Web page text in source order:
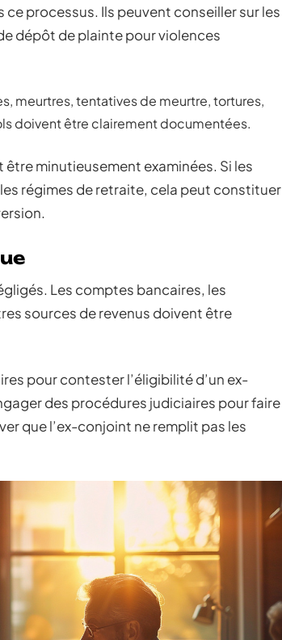
processus. Ils peuvent conseiller sur les
dépôt de plainte pour violences
meurtres, tentatives de meurtre, tortures,
doivent être clairement documentées.
être minutieusement examinées. Si les
régimes de retraite, cela peut constituer
Les comptes bancaires, les
sources de revenus doivent être
pour contester l’éligibilité d’un ex-
des procédures judiciaires pour faire
que l’ex-conjoint ne remplit pas les